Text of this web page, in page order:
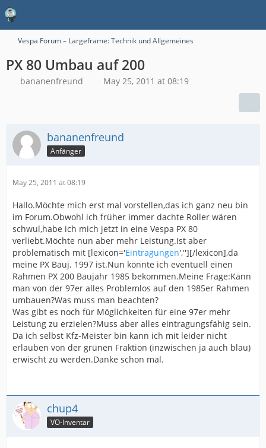
Vespa Forum – Largeframe: Technik und Allgemeines
PX 80 Umbau auf 200
bananenfreund May 25, 2011 at 08:19
bananenfreund
Anfänger
May 25, 2011 at 08:19
Hallo.Möchte mich erst mal vorstellen,das ich ganz neu bin
im Forum.Obwohl ich früher immer dachte Roller wären
schwul,habe ich mich jetzt in eine Vespa PX 80
verliebt.Möchte nun aber mehr Leistung.Ist aber
problematisch mit [lexicon='Eintragungen',''][/lexicon],da
meine PX Bauj. 1997 ist.Nun könnte ich eventuell einen
Rahmen PX 200 Baujahr 1985 bekommen.Meine Frage:Kann
man von der 97er alles Problemlos auf den 1985er Rahmen
umbauen?Was muss man beachten?
Was gibt es noch für Möglichkeiten für eine 97er mehr
Leistung zu erzielen?Muss aber alles eintragungsfähig sein.
Da ich selbst Kfz-Meister bin kann ich mit leider nicht
erlauben von der grünen Fraktion (inzwischen ja auch blau)
erwischt zu werden.Danke schon mal.
chup4
VO-Inventar